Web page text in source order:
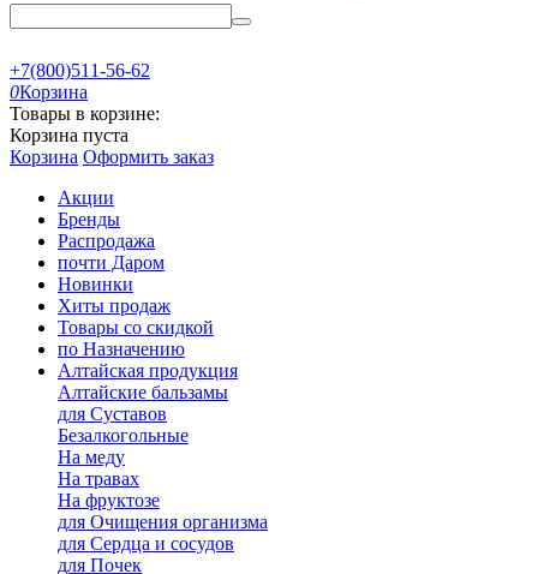
+7(800)511-56-62
0Корзина
Товары в корзине:
Корзина пуста
Корзина Оформить заказ
Акции
Бренды
Распродажа
почти Даром
Новинки
Хиты продаж
Товары со скидкой
по Назначению
Алтайская продукция
Алтайские бальзамы
для Суставов
Безалкогольные
На меду
На травах
На фруктозе
для Очищения организма
для Сердца и сосудов
для Почек